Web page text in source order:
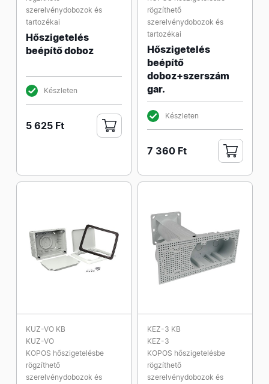
szerelvénydobozok és
tartozékai
Hőszigetelés
beépítő doboz
Készleten
5 625 Ft
rögzíthető
szerelvénydobozok és
tartozékai
Hőszigetelés
beépítő
doboz+szerszám
gar.
Készleten
7 360 Ft
KUZ-VO KB
KUZ-VO
KOPOS hőszigetelésbe
rögzíthető
szerelvénydobozok és
KEZ-3 KB
KEZ-3
KOPOS hőszigetelésbe
rögzíthető
szerelvénydobozok és